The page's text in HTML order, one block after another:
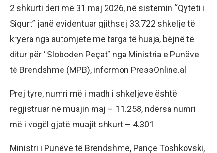
2 shkurti deri më 31 maj 2026, në sistemin “Qyteti i
Sigurt” janë evidentuar gjithsej 33.722 shkelje të
kryera nga automjete me targa të huaja, bëjnë të
ditur për “Sloboden Peçat” nga Ministria e Punëve
të Brendshme (MPB), informon PressOnline.al
Prej tyre, numri më i madh i shkeljeve është
regjistruar në muajin maj – 11.258, ndërsa numri
më i vogël gjatë muajit shkurt – 4.301.
Ministri i Punëve të Brendshme, Pançe Toshkovski,